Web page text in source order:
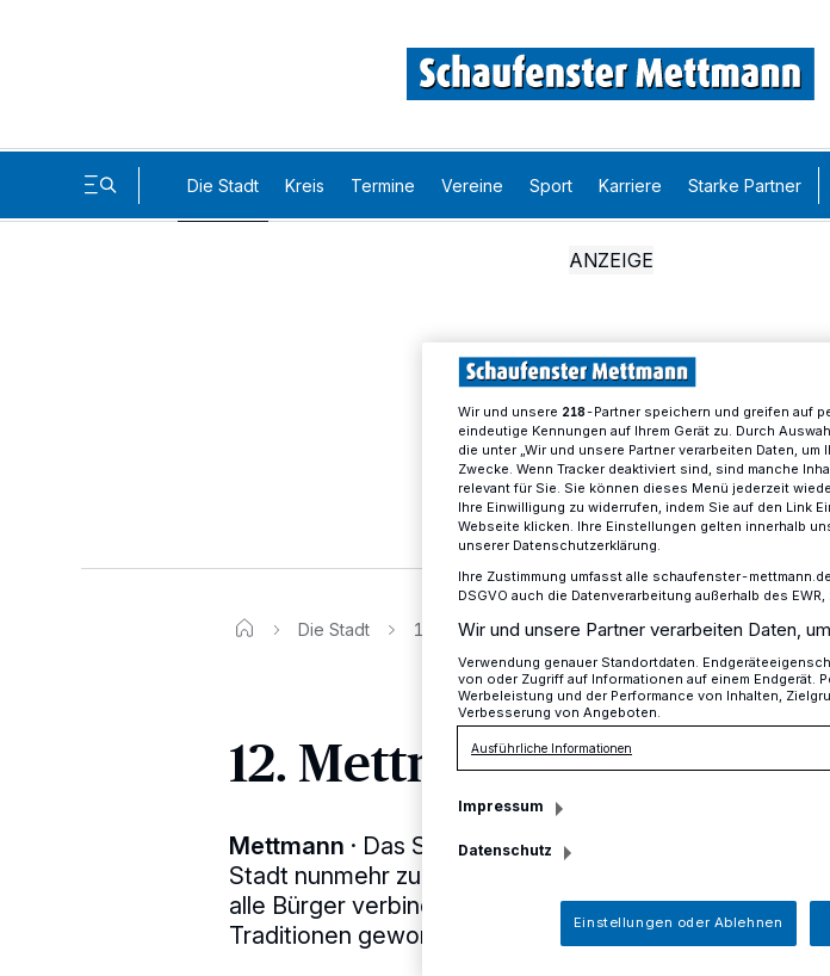
Die Stadt Kreis Termine Vereine Sport Karriere Starke Partner
Die Stadt 12. Mettmanner Stadtgebet
12. Mettmanner
Mettmann · Das Stadtgebet im Rahmen des
Stadt nunmehr zum 12. Male veranstaltet, ist
alle Bürger verbindenden Bestandteil der vielfältigen
Traditionen geworden.
Wir und unsere 218-Partner speichern und greifen auf
eindeutige Kennungen auf Ihrem Gerät zu. Durch
die unter „Wir und unsere Partner verarbeiten Daten,
Zwecke. Wenn Tracker deaktiviert sind, sind manche
relevant für Sie. Sie können dieses Menü jederzeit
Ihre Einwilligung zu widerrufen, indem Sie auf den Link
Webseite klicken. Ihre Einstellungen gelten innerhalb
unserer Datenschutzerklärung.
Ihre Zustimmung umfasst alle schaufenster-
DSGVO auch die Datenverarbeitung außerhalb des EWR,
Wir und unsere Partner verarbeiten Daten,
Verwendung genauer Standortdaten.
von oder Zugriff auf Informationen auf einem Endgerät.
Werbeleistung und der Performance von Inhalten,
Verbesserung von Angeboten.
Ausführliche Informationen
Impressum
Datenschutz
Einstellungen oder Ablehnen